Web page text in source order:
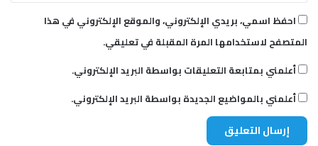
احفظ اسمي، بريدي الإلكتروني، والموقع الإلكتروني في هذا
المتصفح لاستخدامها المرة المقبلة في تعليقي.
أعلمني بمتابعة التعليقات بواسطة البريد الإلكتروني.
أعلمني بالمواضيع الجديدة بواسطة البريد الإلكتروني.